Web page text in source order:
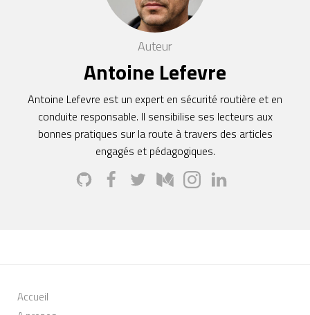
Auteur
Antoine Lefevre
Antoine Lefevre est un expert en sécurité routière et en
conduite responsable. Il sensibilise ses lecteurs aux
bonnes pratiques sur la route à travers des articles
engagés et pédagogiques.
Accueil